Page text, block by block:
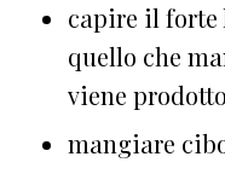
capire il forte
quello che
viene
mangiare